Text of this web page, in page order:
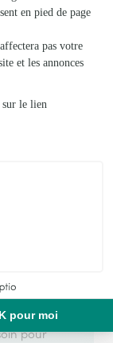
avec
de
de qualité.
à Sorgues.
chaque
pour